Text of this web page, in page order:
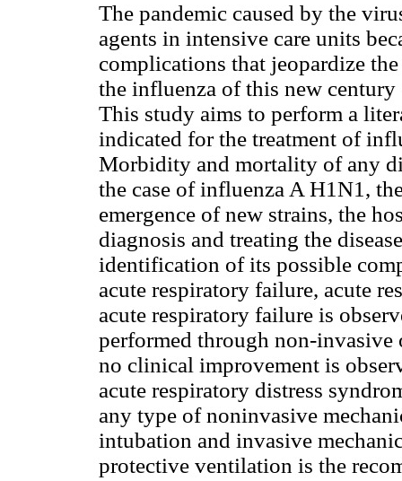
The pandemic caused by the
agents in intensive care units
complications that jeopardize
the influenza of this new
This study aims to perform a
indicated for the treatment of
Morbidity and mortality of any
the case of influenza A H1N1,
emergence of new strains, the
diagnosis and treating the
identification of its possible
acute respiratory failure, acute
acute respiratory failure is
performed through non-
no clinical improvement is
acute respiratory distress
any type of noninvasive
intubation and invasive
protective ventilation is the